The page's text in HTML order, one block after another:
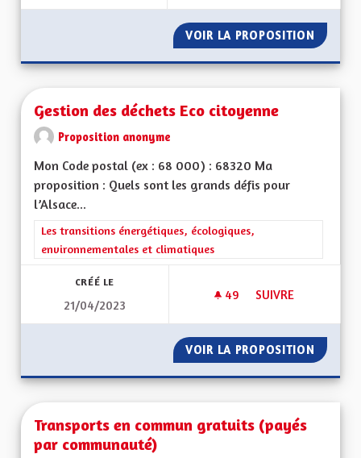
VOIR LA PROPOSITION
Gestion des déchets Eco citoyenne
Proposition anonyme
Mon Code postal (ex : 68 000) : 68320 Ma
proposition : Quels sont les grands défis pour
l’Alsace...
Filtrer les résultats de la catégorie : Les transitions
Les transitions énergétiques, écologiques,
environnementales et climatiques
CRÉÉ LE
21/04/2023
49 49 ABONNÉS
SUIVRE
VOIR LA PROPOSITION
Transports en commun gratuits (payés
par communauté)